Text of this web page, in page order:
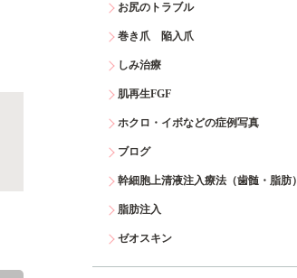
お尻のトラブル
巻き爪 陥入爪
しみ治療
肌再生FGF
ホクロ・イボなどの症例写真
ブログ
幹細胞上清液注入療法（歯髄・脂肪）
脂肪注入
ゼオスキン